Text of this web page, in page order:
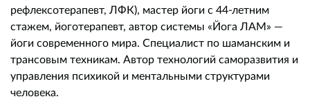
рефлексотерапевт, ЛФК), мастер йоги с 44-летним
стажем, йоготерапевт, автор системы «Йога ЛАМ» —
йоги современного мира. Специалист по шаманским и
трансовым техникам. Автор технологий саморазвития и
управления психикой и ментальными структурами
человека.